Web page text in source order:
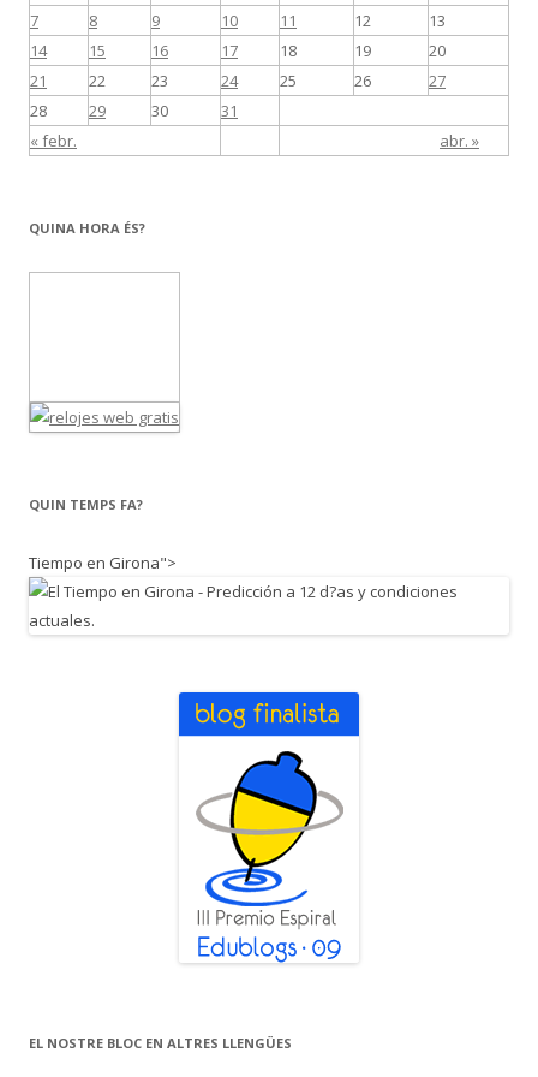
« febr. abr. »
7
8 9 10 11 12
13
14
15 16 17 18 19
20
21
22 23 24 25 26
27
28
29 30 31
QUINA HORA ÉS?
QUIN TEMPS FA?
Tiempo en Girona">
EL NOSTRE BLOC EN ALTRES LLENGÜES